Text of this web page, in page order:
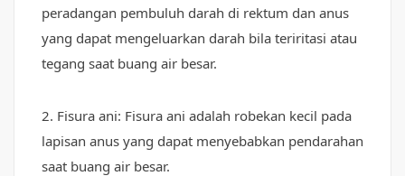
peradangan pembuluh darah di rektum dan anus
yang dapat mengeluarkan darah bila teriritasi atau
tegang saat buang air besar.
2. Fisura ani: Fisura ani adalah robekan kecil pada
lapisan anus yang dapat menyebabkan pendarahan
saat buang air besar.